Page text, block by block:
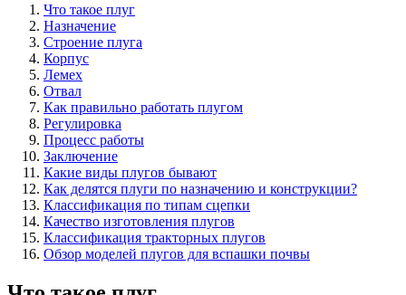
Что такое плуг
Назначение
Строение плуга
Корпус
Лемех
Отвал
Как правильно работать плугом
Регулировка
Процесс работы
Заключение
Какие виды плугов бывают
Как делятся плуги по назначению и конструкции?
Классификация по типам сцепки
Качество изготовления плугов
Классификация тракторных плугов
Обзор моделей плугов для вспашки почвы